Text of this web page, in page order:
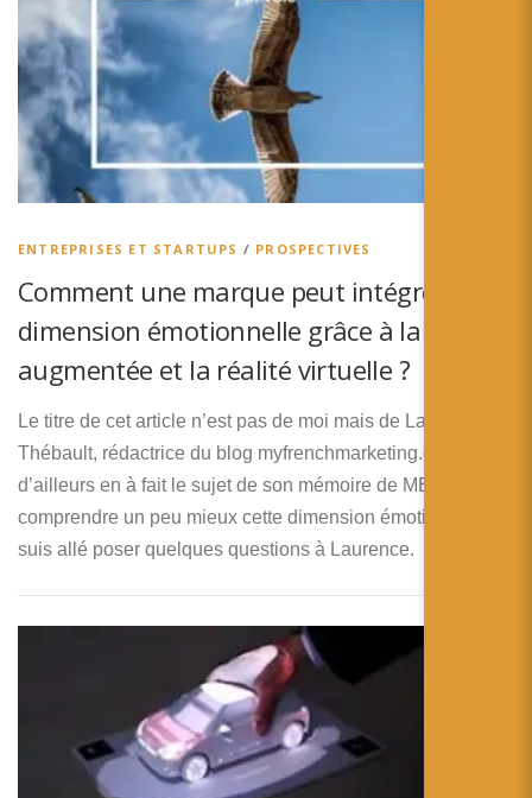
ENTREPRISES ET STARTUPS / PROSPECTIVES
Comment une marque peut intégrer une
dimension émotionnelle grâce à la réalité
augmentée et la réalité virtuelle ?
Le titre de cet article n’est pas de moi mais de Laurence
Thébault, rédactrice du blog myfrenchmarketing.com et qui
d’ailleurs en à fait le sujet de son mémoire de MBA. Pour
comprendre un peu mieux cette dimension émotionnelle, je
suis allé poser quelques questions à Laurence.